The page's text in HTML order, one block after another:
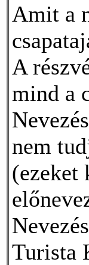
Amit a
A
mind a
nem
(ezeket
Turista